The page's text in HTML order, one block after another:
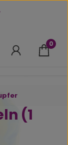
Du hast 0 Produkte
0
(1